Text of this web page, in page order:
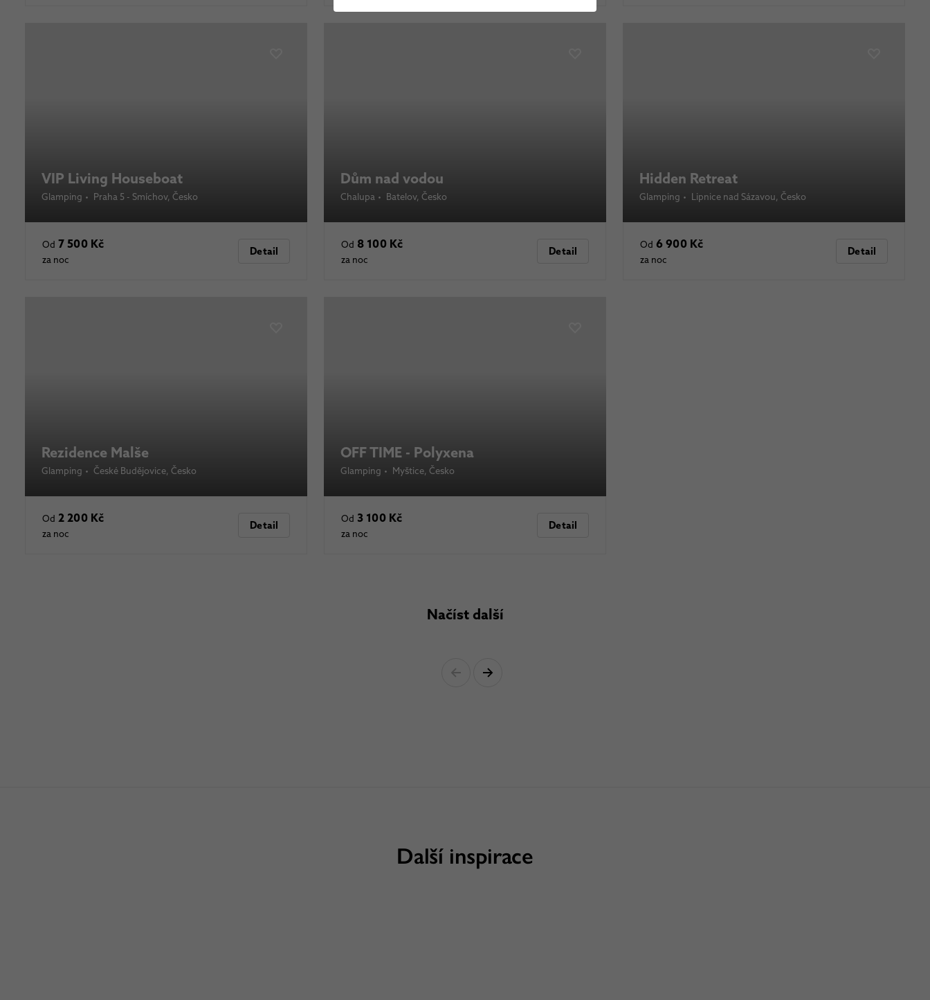
VIP Living Houseboat
Glamping • Praha 5 - Smíchov, Česko
Od 7 500 Kč
za noc
Detail
Dům nad vodou
Chalupa • Batelov, Česko
Od 8 100 Kč
za noc
Detail
Hidden Retreat
Glamping • Lipnice nad Sázavou, Česko
Od 6 900 Kč
za noc
Detail
Rezidence Malše
Glamping • České Budějovice, Česko
Od 2 200 Kč
za noc
Detail
OFF TIME - Polyxena
Glamping • Myštice, Česko
Od 3 100 Kč
za noc
Detail
Načíst další
Další inspirace